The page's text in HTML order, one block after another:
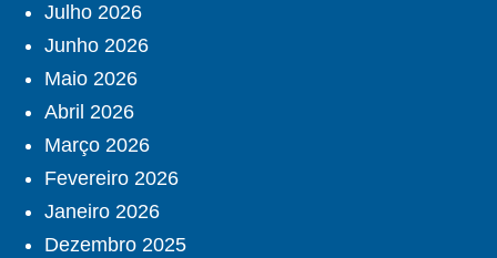
Julho 2026
Junho 2026
Maio 2026
Abril 2026
Março 2026
Fevereiro 2026
Janeiro 2026
Dezembro 2025